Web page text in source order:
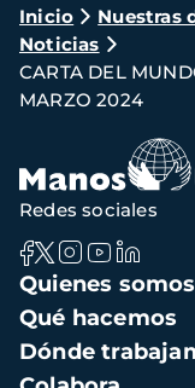
Ruta
de
navegación
Inicio Nuestras
Noticias
CARTA DEL
MARZO 2024
Navegación
principal
Quienes somos
Qué hacemos
Dónde
Redes sociales